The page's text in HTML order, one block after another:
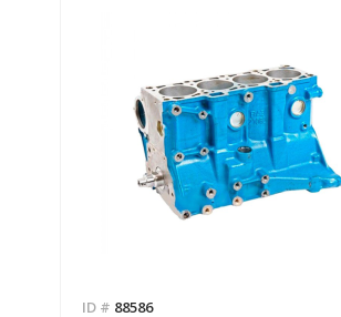
ID # 88586